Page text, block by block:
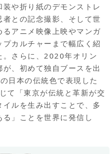
や折り紙のデモンストレ
との記念撮影、そして世
アニメ映像上映やマンガ
カルチャーまで幅広く紹
。さらに、2020年オリン
、初めて独自ブースを出
日本の伝統色で表現した
て「東京が伝統と革新が交
ルを生み出すことで、多
」ことを世界に発信し